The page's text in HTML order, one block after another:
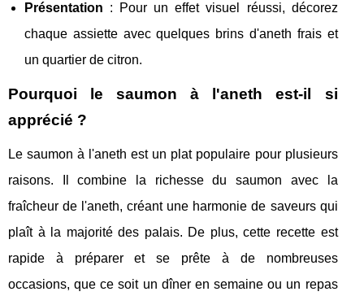
Présentation : Pour un effet visuel réussi, décorez
chaque assiette avec quelques brins d'aneth frais et
un quartier de citron.
Pourquoi le saumon à l'aneth est-il si
apprécié ?
Le saumon à l'aneth est un plat populaire pour plusieurs
raisons. Il combine la richesse du saumon avec la
fraîcheur de l'aneth, créant une harmonie de saveurs qui
plaît à la majorité des palais. De plus, cette recette est
rapide à préparer et se prête à de nombreuses
occasions, que ce soit un dîner en semaine ou un repas